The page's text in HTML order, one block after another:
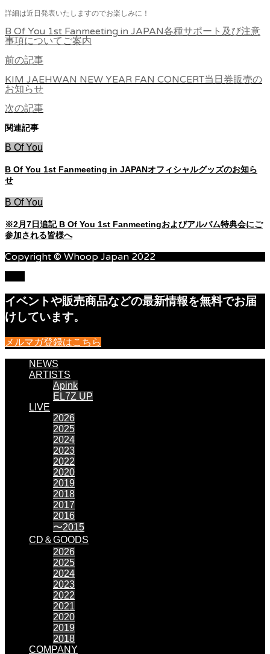
詳細は近日発表いたしますのでお楽しみに！
B Of You 1st Fanmeeting in JAPAN各種サポート及び注意
事項についてご案内
前の記事
KIM JAEHWAN NEW YEAR FAN CONCERT当日券販売の
お知らせ
次の記事
関連記事
B Of You
B Of You 1st Fanmeeting in JAPANオフィシャルグッズのお知ら
せ
B Of You
※2月7日追記 B Of You 1st Fanmeetingおよびアルバム特典会にご
参加される皆様へ
Copyright © Whoop Japan 2022
イベントや販売商品などの最新情報を無料でお届
けしています。
メルマガ登録はこちら
NEWS
ARTISTS
Apink
EL7Z UP
LIVE
2026
2025
2024
2023
2022
2020
2019
2018
2017
2016
〜2015
CD＆GOODS
2026
2025
2024
2023
2022
2021
2020
2019
2018
COMPANY